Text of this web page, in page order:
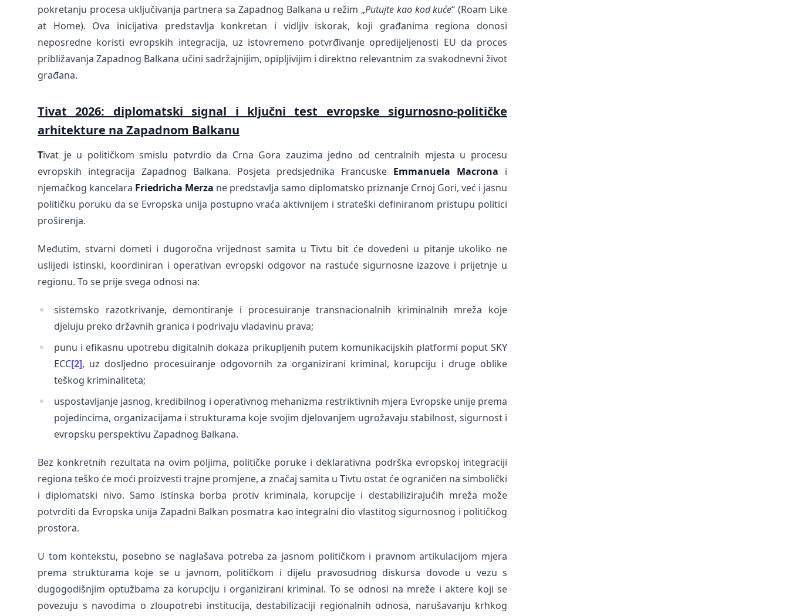
pokretanju procesa uključivanja partnera sa Zapadnog Balkana u režim „Putujte kao kod kuće“ (Roam Like
at Home). Ova inicijativa predstavlja konkretan i vidljiv iskorak, koji građanima regiona donosi
neposredne koristi evropskih integracija, uz istovremeno potvrđivanje opredijeljenosti EU da proces
približavanja Zapadnog Balkana učini sadržajnijim, opipljivijim i direktno relevantnim za svakodnevni život
građana.
Tivat 2026: diplomatski signal i ključni test evropske sigurnosno-političke
arhitekture na Zapadnom Balkanu
Tivat je u političkom smislu potvrdio da Crna Gora zauzima jedno od centralnih mjesta u procesu
evropskih integracija Zapadnog Balkana. Posjeta predsjednika Francuske Emmanuela Macrona i
njemačkog kancelara Friedricha Merza ne predstavlja samo diplomatsko priznanje Crnoj Gori, već i jasnu
političku poruku da se Evropska unija postupno vraća aktivnijem i strateški definiranom pristupu politici
proširenja.
Međutim, stvarni dometi i dugoročna vrijednost samita u Tivtu bit će dovedeni u pitanje ukoliko ne
uslijedi istinski, koordiniran i operativan evropski odgovor na rastuće sigurnosne izazove i prijetnje u
regionu. To se prije svega odnosi na:
sistemsko razotkrivanje, demontiranje i procesuiranje transnacionalnih kriminalnih mreža koje
djeluju preko državnih granica i podrivaju vladavinu prava;
punu i efikasnu upotrebu digitalnih dokaza prikupljenih putem komunikacijskih platformi poput SKY
ECC[2], uz dosljedno procesuiranje odgovornih za organizirani kriminal, korupciju i druge oblike
teškog kriminaliteta;
uspostavljanje jasnog, kredibilnog i operativnog mehanizma restriktivnih mjera Evropske unije prema
pojedincima, organizacijama i strukturama koje svojim djelovanjem ugrožavaju stabilnost, sigurnost i
evropsku perspektivu Zapadnog Balkana.
Bez konkretnih rezultata na ovim poljima, političke poruke i deklarativna podrška evropskoj integraciji
regiona teško će moći proizvesti trajne promjene, a značaj samita u Tivtu ostat će ograničen na simbolički
i diplomatski nivo. Samo istinska borba protiv kriminala, korupcije i destabilizirajućih mreža može
potvrditi da Evropska unija Zapadni Balkan posmatra kao integralni dio vlastitog sigurnosnog i političkog
prostora.
U tom kontekstu, posebno se naglašava potreba za jasnom političkom i pravnom artikulacijom mjera
prema strukturama koje se u javnom, političkom i dijelu pravosudnog diskursa dovode u vezu s
dugogodišnjim optužbama za korupciju i organizirani kriminal. To se odnosi na mreže i aktere koji se
povezuju s navodima o zloupotrebi institucija, destabilizaciji regionalnih odnosa, narušavanju krhkog